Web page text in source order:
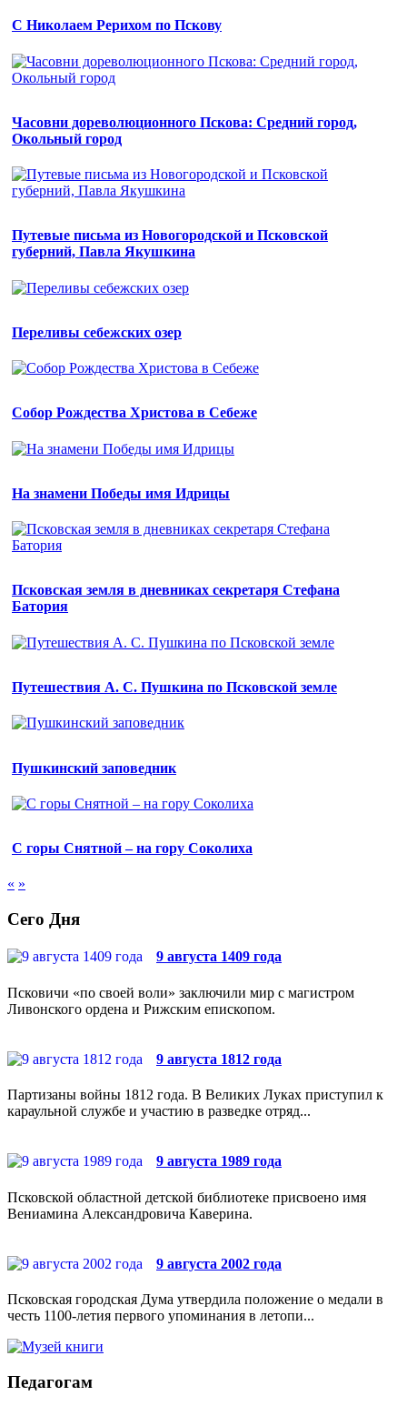
С Николаем Рерихом по Пскову
Часовни дореволюционного Пскова: Средний город,
Окольный город
Путевые письма из Новогородской и Псковской
губерний, Павла Якушкина
Переливы себежских озер
Собор Рождества Христова в Себеже
На знамени Победы имя Идрицы
Псковская земля в дневниках секретаря Стефана
Батория
Путешествия А. С. Пушкина по Псковской земле
Пушкинский заповедник
С горы Снятной – на гору Соколиха
« »
Сего Дня
9 августа 1409 года
Псковичи «по своей воли» заключили мир с магистром
Ливонского ордена и Рижским епископом.
9 августа 1812 года
Партизаны войны 1812 года. В Великих Луках приступил к
караульной службе и участию в разведке отряд...
9 августа 1989 года
Псковской областной детской библиотеке присвоено имя
Вениамина Александровича Каверина.
9 августа 2002 года
Псковская городская Дума утвердила положение о медали в
честь 1100-летия первого упоминания в летопи...
Педагогам